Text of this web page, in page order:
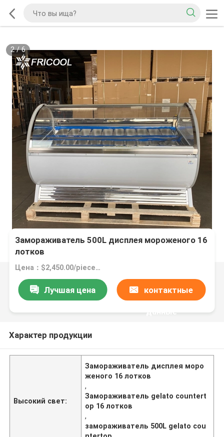
2/6
Замораживатель 500L дисплея мороженого 16
лотков
Цена：$2,450.00/pieces 1-4 pieces
Лучшая цена контактные
данные
Характер продукции
Высокий свет:
Замораживатель дисплея моро
женого 16 лотков
,
Замораживатель gelato countert
op 16 лотков
,
замораживатель 500L gelato cou